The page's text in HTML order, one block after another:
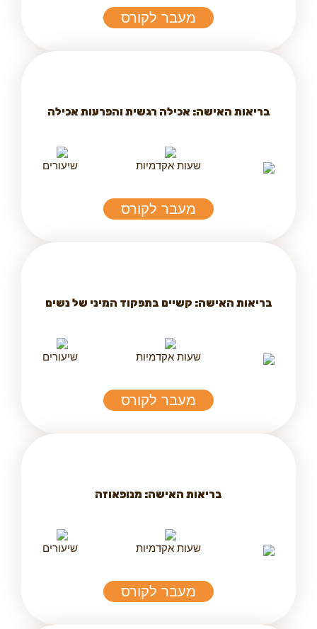
מעבר לקורס
בריאות האישה: אכילה רגשית והפרעות אכילה
שעות אקדמיות שיעורים
מעבר לקורס
בריאות האישה: קשיים בתפקוד המיני של נשים
שעות אקדמיות שיעורים
מעבר לקורס
בריאות האישה: מנופאוזה
שעות אקדמיות שיעורים
מעבר לקורס